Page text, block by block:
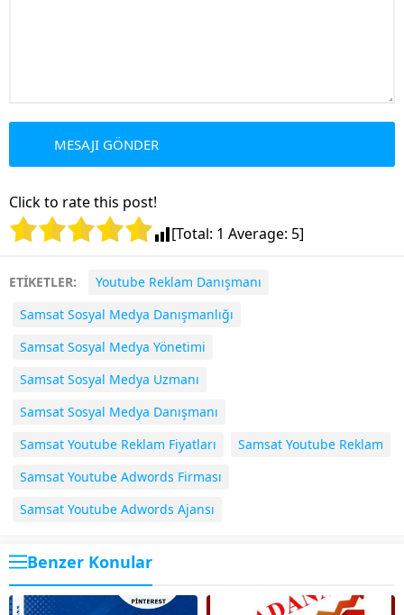
Click to rate this post!
[Total: 1 Average: 5]
ETİKETLER:
Youtube Reklam Danışmanı
Samsat Sosyal Medya Danışmanlığı
Samsat Sosyal Medya Yönetimi
Samsat Sosyal Medya Uzmanı
Samsat Sosyal Medya Danışmanı
Samsat Youtube Reklam Fiyatları
Samsat Youtube Reklam
Samsat Youtube Adwords Firması
Samsat Youtube Adwords Ajansı
Benzer Konular